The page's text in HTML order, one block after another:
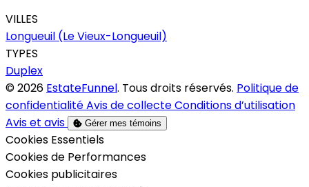
VILLES
Longueuil (Le Vieux-Longueuil)
TYPES
Duplex
© 2026 EstateFunnel. Tous droits réservés. Politique de
confidentialitéAvis de collecteConditions d’utilisation
Avis et avis
Gérer mes témoins
Activer
Cookies Essentiels
Activer
Cookies de Performances
Activer
Cookies publicitaires